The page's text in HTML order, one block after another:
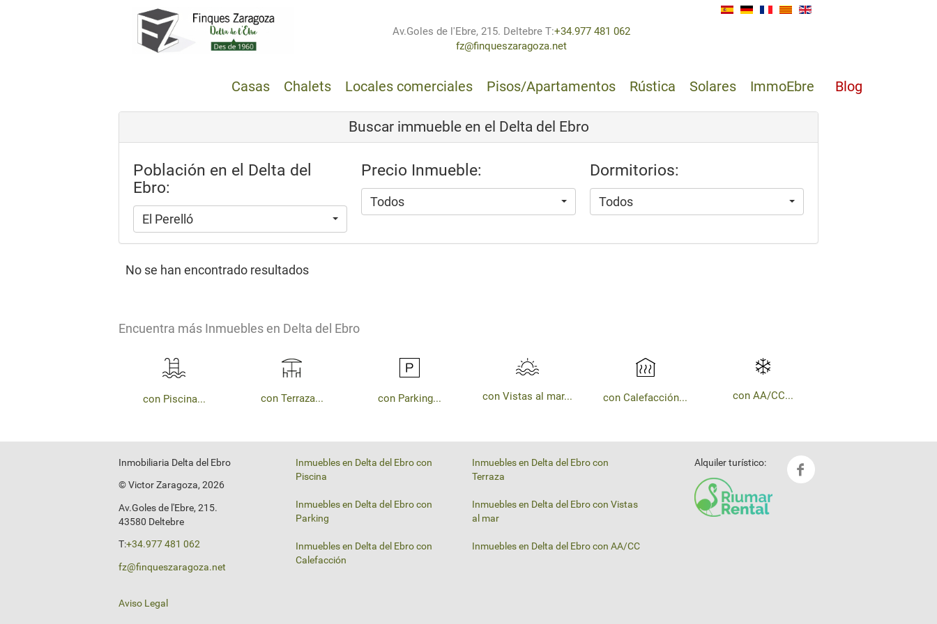
Av.Goles de l'Ebre, 215. Deltebre T:+34.977 481 062
fz@finqueszaragoza.net
Casas Chalets Locales comerciales Pisos/Apartamentos Rústica Solares ImmoEbre Blog
Buscar immueble en el Delta del Ebro
Población en el Delta del
Ebro:
El Perelló
Precio Inmueble:
Todos
Dormitorios:
Todos
No se han encontrado resultados
Encuentra más Inmuebles en Delta del Ebro
con Piscina... con Terraza... con Parking... con Vistas al mar... con Calefacción... con AA/CC...
Inmobiliaria Delta del Ebro
© Victor Zaragoza, 2026
Av.Goles de l'Ebre, 215.
43580 Deltebre
T:+34.977 481 062
fz@finqueszaragoza.net
Aviso Legal
Inmuebles en Delta del Ebro con
Piscina
Inmuebles en Delta del Ebro con
Terraza
Inmuebles en Delta del Ebro con
Parking
Inmuebles en Delta del Ebro con Vistas
al mar
Inmuebles en Delta del Ebro con
Calefacción
Inmuebles en Delta del Ebro con AA/CC
Alquiler turístico: